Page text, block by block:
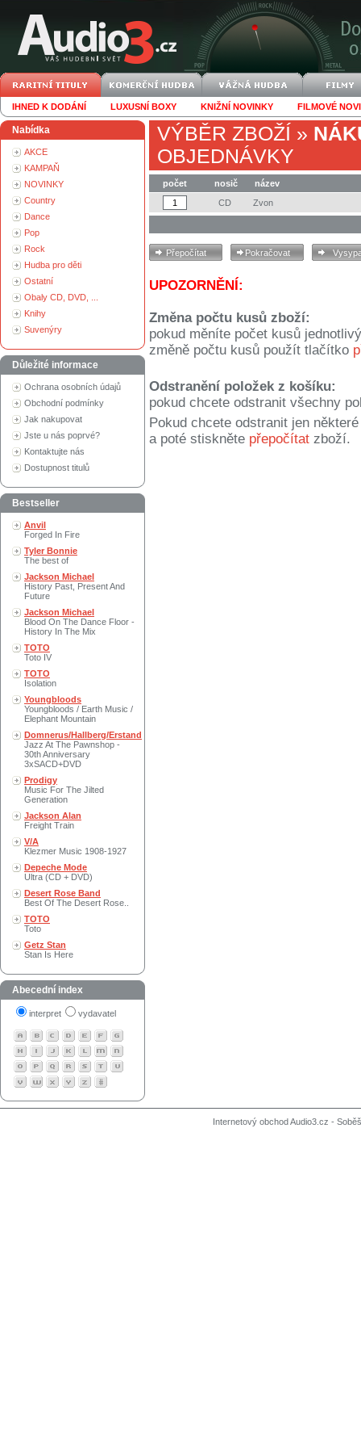
IHNED K DODÁNÍ LUXUSNÍ BOXY KNIŽNÍ NOVINKY FILMOVÉ
Nabídka
AKCE
KAMPAŇ
NOVINKY
Country
Dance
Pop
Rock
Hudba pro děti
Ostatní
Obaly CD, DVD, ...
Knihy
Suvenýry
Důležité informace
Ochrana osobních údajů
Obchodní podmínky
Jak nakupovat
Jste u nás poprvé?
Kontaktujte nás
Dostupnost titulů
Bestseller
Anvil
Forged In Fire
Tyler Bonnie
The best of
Jackson Michael
History Past, Present And
Future
Jackson Michael
Blood On The Dance Floor -
History In The Mix
TOTO
Toto IV
TOTO
Isolation
Youngbloods
Youngbloods / Earth Music /
Elephant Mountain
Domnerus/Hallberg/Erstand
Jazz At The Pawnshop -
30th Anniversary
3xSACD+DVD
Prodigy
Music For The Jilted
Generation
Jackson Alan
Freight Train
V/A
Klezmer Music 1908-1927
Depeche Mode
Ultra (CD + DVD)
Desert Rose Band
Best Of The Desert Rose..
TOTO
Toto
Getz Stan
Stan Is Here
Abecední index
interpret vydavatel
VÝBĚR ZBOŽÍ »
OBJEDNÁVKY
počet nosič
název
CD
Zvon
UPOZORNĚNÍ:
Změna počtu kusů zboží:
pokud měníte počet kusů
změně počtu kusů použít tlačítko
Odstranění položek z košíku:
pokud chcete odstranit všechny
Pokud chcete odstranit jen
a poté stiskněte přepočítat zboží.
Internetový obchod Audio3.cz -